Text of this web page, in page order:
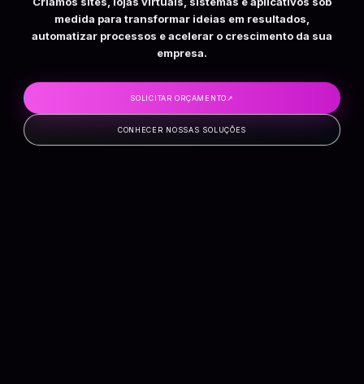
medida para transformar ideias em resultados,
automatizar processos e acelerar o crescimento da sua
empresa.
SOLICITAR ORÇAMENTO↗
CONHECER NOSSAS SOLUÇÕES